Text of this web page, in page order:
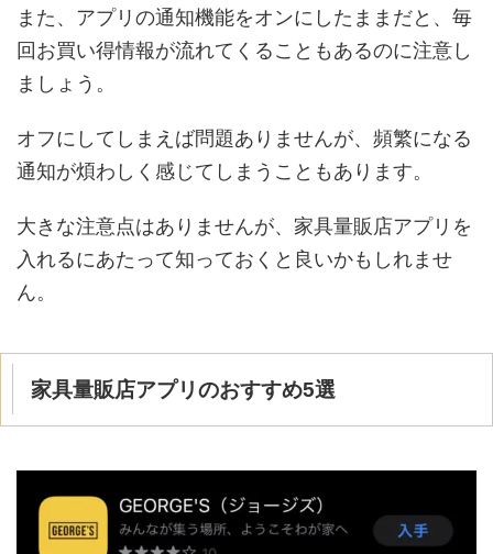
また、アプリの通知機能をオンにしたままだと、毎
回お買い得情報が流れてくることもあるのに注意し
ましょう。
オフにしてしまえば問題ありませんが、頻繁になる
通知が煩わしく感じてしまうこともあります。
大きな注意点はありませんが、家具量販店アプリを
入れるにあたって知っておくと良いかもしれませ
ん。
家具量販店アプリのおすすめ5選